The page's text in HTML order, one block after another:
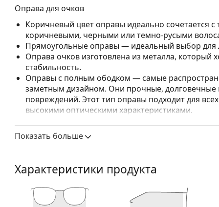
Оправа для очков
Коричневый цвет оправы идеально сочетается
коричневыми, черными или темно-русыми
Прямоугольные оправы — идеальный выбор для
Оправа очков изготовлена из металла,
стабильность.
Оправы с полным ободком — самые
заметным дизайном. Они прочные,
повреждений. Этот тип оправы подходит для
высокими оптическими характеристиками.
повышения комфорта. Регулировка носоупоров
чтобы предотвратить повреждение или поломку.
Мы доставляем очки в оригинальном футляре.
Изучите полный ассортимент
очков, чтобы найти
руководством по очкам
, если вам нужна помощь в
Показать больше
Характеристики продукта